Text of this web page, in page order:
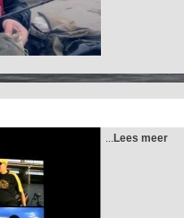
...Lees meer